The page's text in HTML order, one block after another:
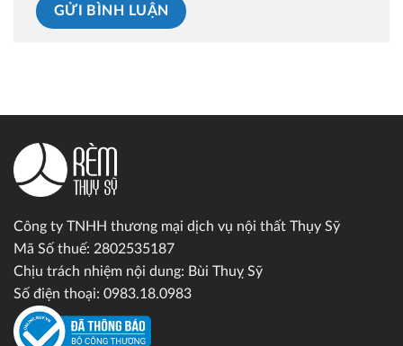
Công ty TNHH thương mại dịch vụ nội thất Thụy Sỹ
Mã Số thuế: 2802535187
Chịu trách nhiệm nội dung: Bùi Thuỵ Sỹ
Số điện thoại: 0983.18.0983